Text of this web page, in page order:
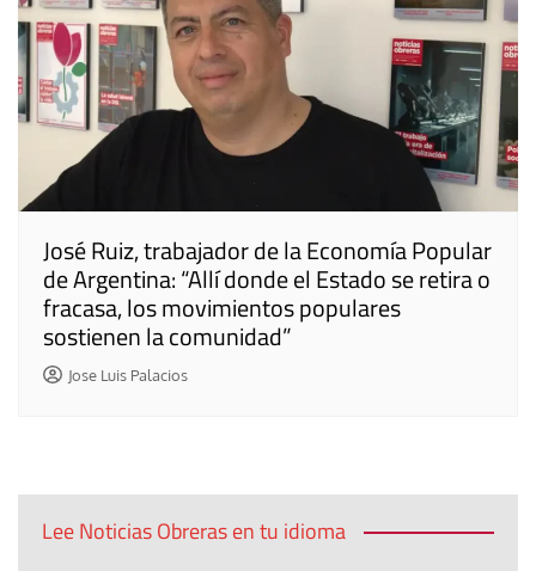
José Ruiz, trabajador de la Economía Popular
de Argentina: “Allí donde el Estado se retira o
fracasa, los movimientos populares
sostienen la comunidad”
Jose Luis Palacios
Lee Noticias Obreras en tu idioma